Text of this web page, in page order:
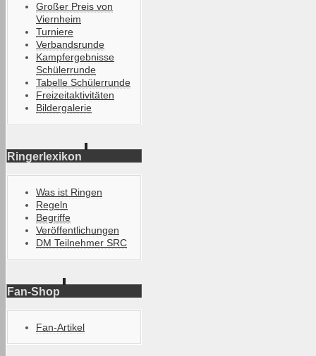
Großer Preis von
Viernheim
Turniere
Verbandsrunde
Kampfergebnisse
Schülerrunde
Tabelle Schülerrunde
Freizeitaktivitäten
Bildergalerie
Ringerlexikon
Was ist Ringen
Regeln
Begriffe
Veröffentlichungen
DM Teilnehmer SRC
Fan-Shop
Fan-Artikel